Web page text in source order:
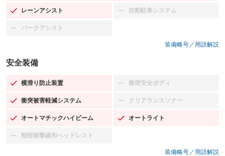
レーンアシスト
：装備あり 自動駐車システム
：装備なし
パークアシスト
：装備なし
装備略号／用語解説
安全装備
横滑り防止装置
：装備あり 衝突安全ボディ
：装備なし
衝突被害軽減システム
：装備あり クリアランスソナー
：装備なし
オートマチックハイビーム
：装備あり オートライト
：装備あり
頸部衝撃緩和ヘッドレスト
：装備なし
装備略号／用語解説